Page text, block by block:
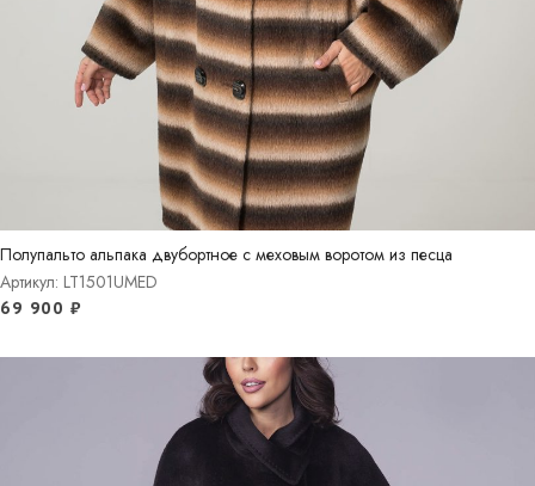
Полупальто альпака двубортное с меховым воротом из песца
Артикул: LT1501UMED
69 900 ₽